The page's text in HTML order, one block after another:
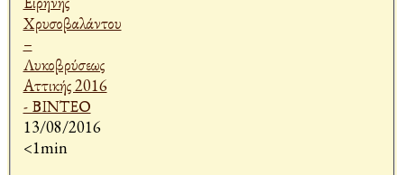
13/08/2016
<1min